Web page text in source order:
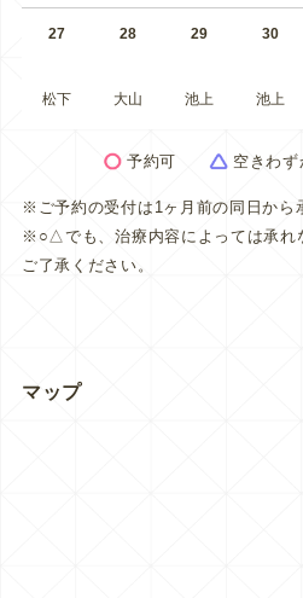
27
松下
28
大山
29
池上
30
池上
予約可 空きわず
※ご予約の受付は1ヶ月前の同日から
※○△でも、治療内容によっては承れ
ご了承ください。
マップ